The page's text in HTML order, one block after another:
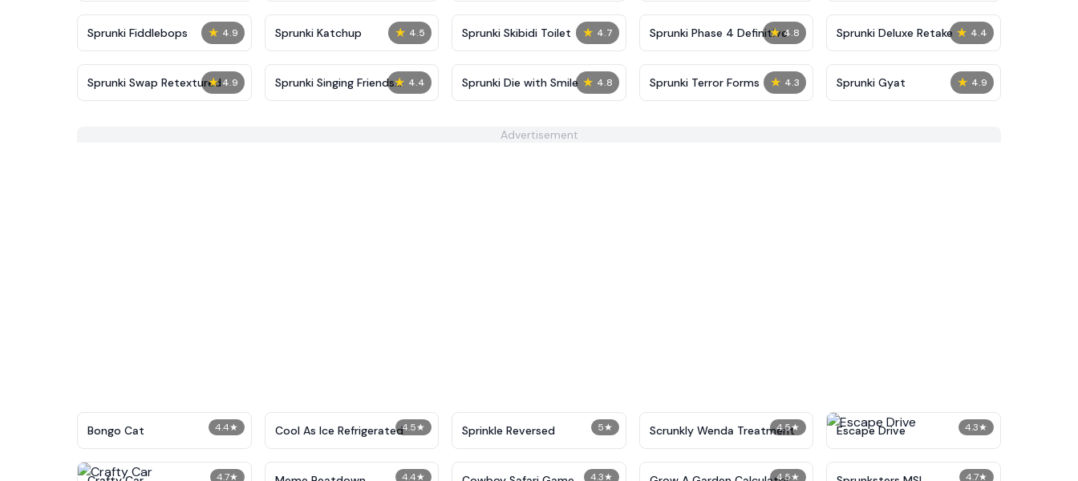
★ 4.9
Sprunki Fiddlebops ★ 4.5
Sprunki Katchup ★ 4.7
Sprunki Skibidi Toilet ★ 4.8
Sprunki Phase 4 Definitive ★ 4.4
Sprunki Deluxe Retake
★ 4.9
Sprunki Swap Retextured ★ 4.4
Sprunki Singing Friends
Mustard Event
★ 4.8
Sprunki Die with Smile ★ 4.3
Sprunki Terror Forms ★ 4.9
Sprunki Gyat
Advertisement
4.4★
Bongo Cat 4.5★
Cool As Ice Refrigerated 5★
Sprinkle Reversed 4.5★
Scrunkly Wenda Treatment 4.3★
Escape Drive
4.7★ 4.4★ 4.3★ 4.5★ 4.7★